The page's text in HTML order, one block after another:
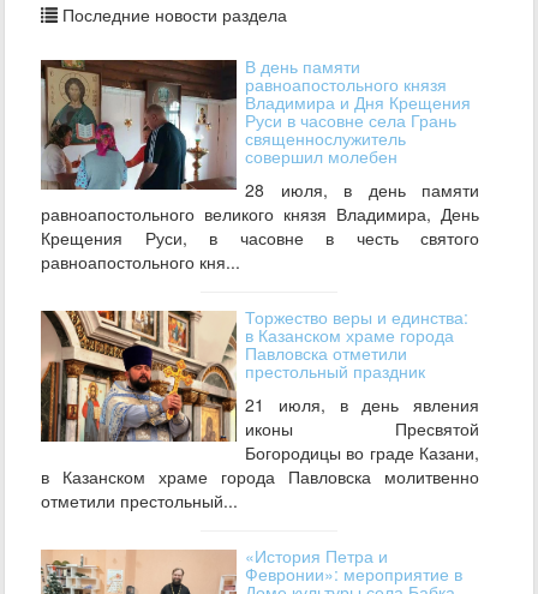
Последние новости раздела
В день памяти
равноапостольного князя
Владимира и Дня Крещения
Руси в часовне села Грань
священнослужитель
совершил молебен
28 июля, в день памяти
равноапостольного великого князя Владимира, День
Крещения Руси, в часовне в честь святого
равноапостольного кня...
Торжество веры и единства:
в Казанском храме города
Павловска отметили
престольный праздник
21 июля, в день явления
иконы Пресвятой
Богородицы во граде Казани,
в Казанском храме города Павловска молитвенно
отметили престольный...
«История Петра и
Февронии»: мероприятие в